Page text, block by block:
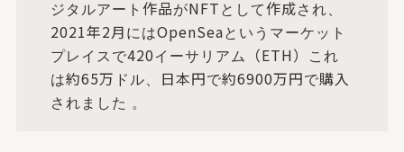
ジタルアート作品がNFTとして作成され、
2021年2月にはOpenSeaというマーケット
プレイスで420イーサリアム（ETH）これ
は約65万ドル、日本円で約6900万円で購入
されました 。